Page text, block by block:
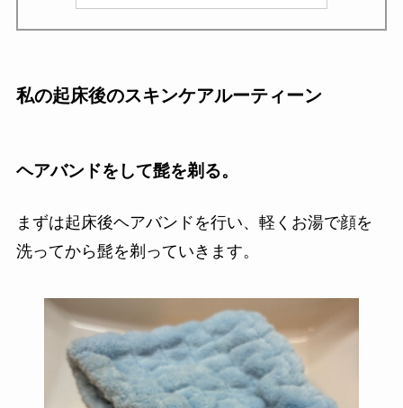
私の起床後のスキンケアルーティーン
ヘアバンドをして髭を剃る。
まずは起床後ヘアバンドを行い、軽くお湯で顔を
洗ってから髭を剃っていきます。